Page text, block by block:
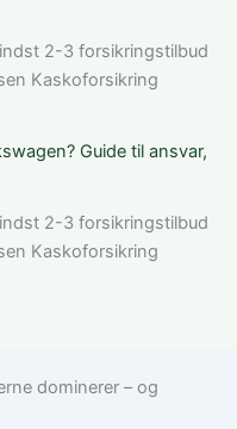
2-3 forsikringstilbud
Kaskoforsikring
Guide til ansvar,
2-3 forsikringstilbud
Kaskoforsikring
dominerer – og